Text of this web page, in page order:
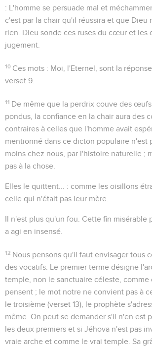
: L'homme se persuade mal et
c'est par la chair qu'il réussira et que Dieu
rien. Dieu sonde ces ruses du cœur et les
jugement.
10 Ces mots : Moi, l'Eternel , sont la
verset 9.
11 De même que la perdrix couve des
pondus, la confiance en la chair aura des
contraires à celles que l'homme avait
mentionné dans ce dicton populaire n'est
moins chez nous, par l'histoire naturelle ;
pas à la chose.
Elles le quittent...
: comme les oisillons
celle qui n'était pas leur mère.
Il n'est plus qu'un fou . Cette fin misérable
a agi en insensé.
12 Nous pensons qu'il faut envisager tous
des vocatifs. Le premier terme désigne
temple, non le sanctuaire céleste ,
pensent ; le mot notre ne convient pas à
le troisième (verset 13), le prophète
même. On peut se demander s'il n'en est
les deux premiers et si Jéhova n'est pas
vraie arche et comme le vrai temple. Sa